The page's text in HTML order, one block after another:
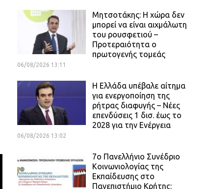
Μητσοτάκης: Η χώρα δεν
μπορεί να είναι αιχμάλωτη
του ρουσφετιού –
Προτεραιότητα ο
πρωτογενής τομεάς
06/08/2026 13:11
Η Ελλάδα υπέβαλε αίτημα
για ενεργοποίηση της
ρήτρας διαφυγής – Νέες
επενδύσεις 1 δισ. έως το
2028 για την Ενέργεια
06/08/2026 13:02
7ο Πανελλήνιο Συνέδριο
Κοινωνιολογίας της
Εκπαίδευσης στο
Πανεπιστήμιο Κρήτης: